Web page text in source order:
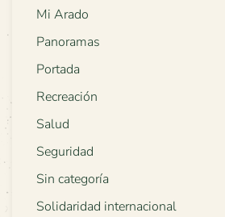
Mi Arado
Panoramas
Portada
Recreación
Salud
Seguridad
Sin categoría
Solidaridad internacional